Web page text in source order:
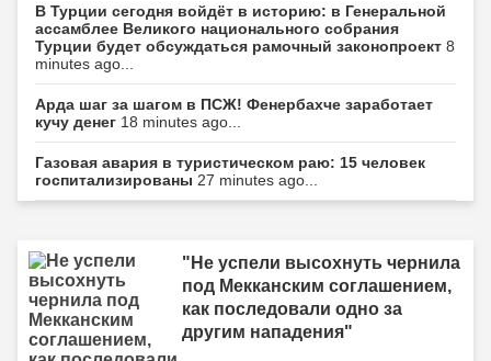
В Турции сегодня войдёт в историю: в Генеральной
ассамблее Великого национального собрания
Турции будет обсуждаться рамочный законопроект 8
minutes ago...
Арда шаг за шагом в ПСЖ! Фенербахче заработает
кучу денег 18 minutes ago...
Газовая авария в туристическом раю: 15 человек
госпитализированы 27 minutes ago...
"Не успели высохнуть чернила
под Мекканским соглашением,
как последовали одно за
другим нападения"